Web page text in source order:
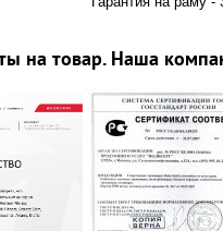
на товар. Наша